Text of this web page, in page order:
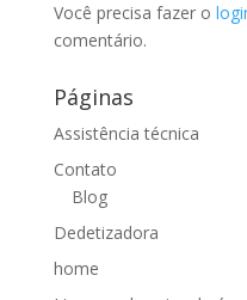
Você precisa fazer o
comentário.
Páginas
Assistência técnica
Contato
Blog
Dedetizadora
home